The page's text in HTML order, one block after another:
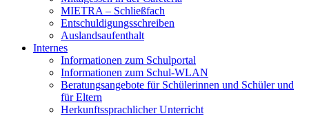
MIETRA – Schließfach
Entschuldigungsschreiben
Auslandsaufenthalt
Internes
Informationen zum Schulportal
Informationen zum Schul-WLAN
Beratungsangebote für Schülerinnen und Schüler und
für Eltern
Herkunftssprachlicher Unterricht